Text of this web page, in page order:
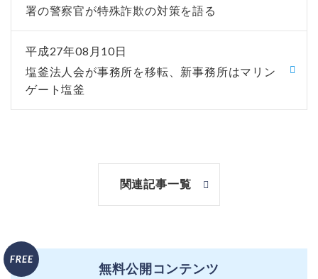
署の警察官が特殊詐欺の対策を語る
平成27年08月10日
塩釜法人会が事務所を移転、新事務所はマリン
ゲート塩釜
関連記事一覧
無料公開コンテンツ